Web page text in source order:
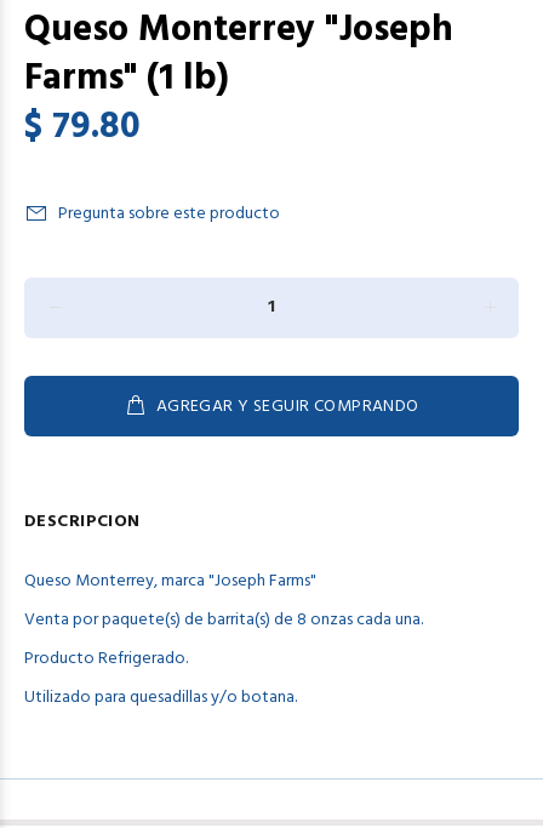
Queso Monterrey "Joseph
Farms" (1 lb)
$ 79.80
Pregunta sobre este producto
AGREGAR Y SEGUIR COMPRANDO
DESCRIPCION
Queso Monterrey, marca "Joseph Farms"
Venta por paquete(s) de barrita(s) de 8 onzas cada una.
Producto Refrigerado.
Utilizado para quesadillas y/o botana.